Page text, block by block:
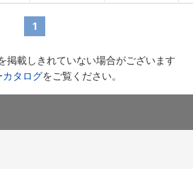
1
掲載しきれていない場合がございます
カタログをご覧ください。